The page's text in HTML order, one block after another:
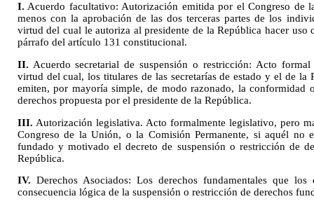
I. Acuerdo facultativo: Autorización emitida por el Congreso de
menos con la aprobación de las dos terceras partes de los
virtud del cual le autoriza al presidente de la República hacer uso
párrafo del artículo 131 constitucional.
II. Acuerdo secretarial de suspensión o restricción: Acto
virtud del cual, los titulares de las secretarías de estado y el de la
emiten, por mayoría simple, de modo razonado, la conformidad
derechos propuesta por el presidente de la República.
III. Autorización legislativa. Acto formalmente legislativo, pero
Congreso de la Unión, o la Comisión Permanente, si aquél no
fundado y motivado el decreto de suspensión o restricción de
República.
IV. Derechos Asociados: Los derechos fundamentales que
consecuencia lógica de la suspensión o restricción de derechos